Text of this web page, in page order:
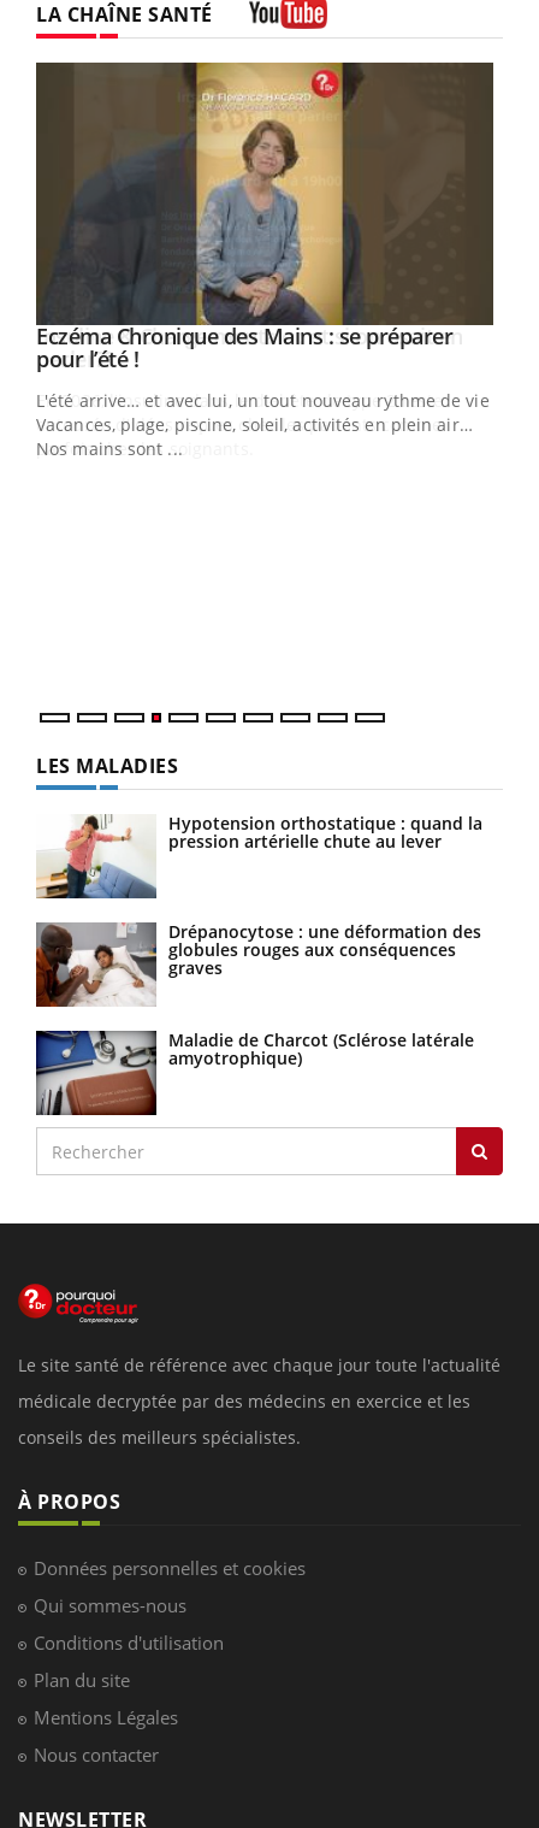
LA CHAÎNE SANTÉ
Youtube
Eczéma Chronique des Mains : se préparer
pour l’été !Youtube
L'été arrive… et avec lui, un tout nouveau rythme de vie !
Vacances, plage, piscine, soleil, activités en plein air…
Nos mains sont ...
LES MALADIES
Hypotension orthostatique : quand la
pression artérielle chute au lever
Drépanocytose : une déformation des
globules rouges aux conséquences
graves
Maladie de Charcot (Sclérose latérale
amyotrophique)
Le site santé de référence avec chaque jour toute l'actualité
médicale decryptée par des médecins en exercice et les
conseils des meilleurs spécialistes.
À PROPOS
Données personnelles et cookies
Qui sommes-nous
Conditions d'utilisation
Plan du site
Mentions Légales
Nous contacter
NEWSLETTER